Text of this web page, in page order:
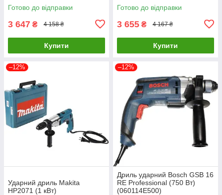
Готово до відправки
3 647 ₴ 4 158 ₴
Купити
Готово до відправки
3 655 ₴ 4 167 ₴
Купити
–12%
Ударний дриль Makita
HP2071 (1 кВт)
–12%
Дриль ударний Bosch GSB 16
RE Professional (750 Вт)
(060114E500)